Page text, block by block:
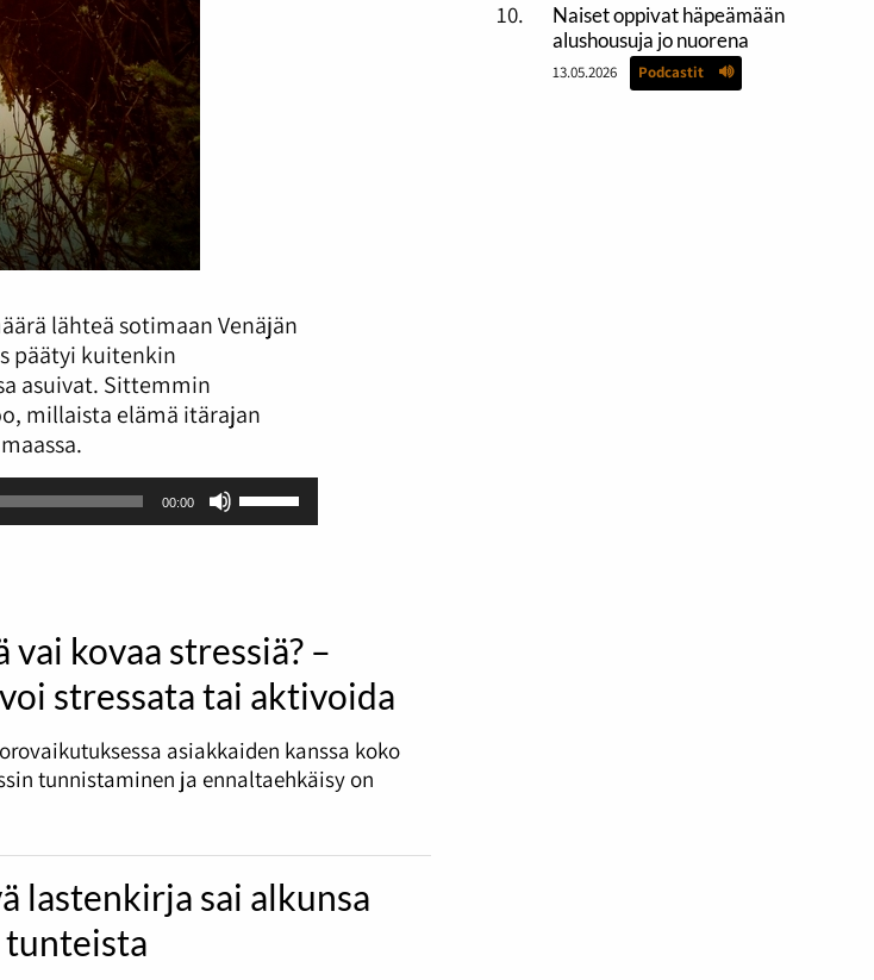
lähteä sotimaan Venäjän
päätyi kuitenkin
asuivat. Sittemmin
millaista elämä itärajan
00:00
Nuolinäppäimillä
ylös
äänenvoimakkuutta
suuremmaksi
ja
kovaa stressiä? –
stressata tai aktivoida
asiakkaiden kanssa koko
tunnistaminen ja ennaltaehkäisy on
lastenkirja sai alkunsa
tunteista
Naiset oppivat häpeämään
alushousuja jo nuorena
13.05.2026 Podcastit